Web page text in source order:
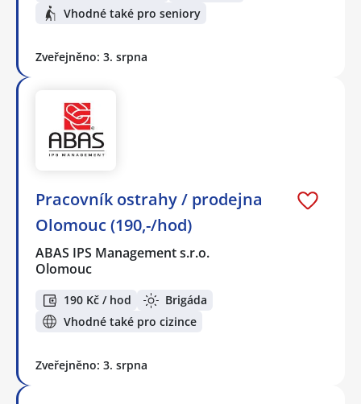
Vhodné také pro seniory
Zveřejněno: 3. srpna
Pracovník ostrahy / prodejna
Olomouc (190,-/hod)
ABAS IPS Management s.r.o.
Olomouc
190 Kč / hod
Brigáda
Vhodné také pro cizince
Zveřejněno: 3. srpna